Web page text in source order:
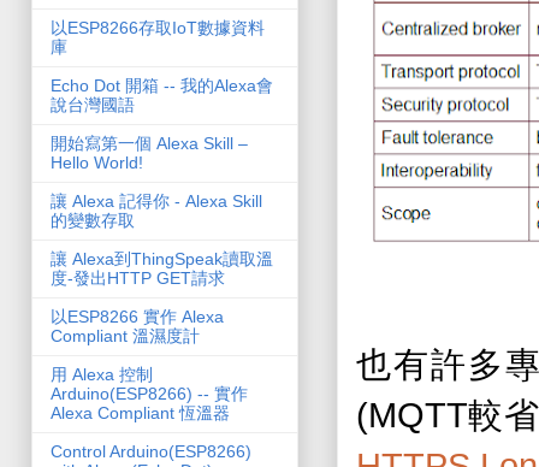
也有許多
(MQTT較
以ESP8266存取IoT數據資料
庫
Echo Dot 開箱 -- 我的Alexa會
說台灣國語
開始寫第一個 Alexa Skill –
Hello World!
讓 Alexa 記得你 - Alexa Skill
的變數存取
讓 Alexa到ThingSpeak讀取溫
度-發出HTTP GET請求
以ESP8266 實作 Alexa
Compliant 溫濕度計
用 Alexa 控制
Arduino(ESP8266) -- 實作
Alexa Compliant 恆溫器
Control Arduino(ESP8266)